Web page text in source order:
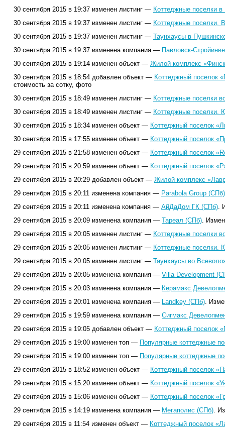
30 сентября 2015 в 19:37 изменен листинг — Коттеджные поселки
30 сентября 2015 в 19:37 изменен листинг — Коттеджные поселки.
30 сентября 2015 в 19:37 изменен листинг — Таунхаусы в
30 сентября 2015 в 19:37 изменена компания — Павловск-
30 сентября 2015 в 19:14 изменен объект — Жилой комплекс
30 сентября 2015 в 18:54 добавлен объект — Коттеджный поселок
стоимость за сотку, фото
30 сентября 2015 в 18:49 изменен листинг — Коттеджные поселки
30 сентября 2015 в 18:49 изменен листинг — Коттеджные поселки.
30 сентября 2015 в 18:34 изменен объект — Коттеджный поселок
30 сентября 2015 в 17:55 изменен объект — Коттеджный поселок
29 сентября 2015 в 21:58 изменен объект — Коттеджный поселок
29 сентября 2015 в 20:59 изменен объект — Коттеджный поселок
29 сентября 2015 в 20:29 добавлен объект — Жилой комплекс
29 сентября 2015 в 20:11 изменена компания — Parabola Group (СПб)
29 сентября 2015 в 20:11 изменена компания — АйДаДом ГК (СПб).
29 сентября 2015 в 20:09 изменена компания — Тареал (СПб).
29 сентября 2015 в 20:05 изменен листинг — Коттеджные поселки
29 сентября 2015 в 20:05 изменен листинг — Коттеджные поселки.
29 сентября 2015 в 20:05 изменен листинг — Таунхаусы во
29 сентября 2015 в 20:05 изменена компания — Villa Development
29 сентября 2015 в 20:03 изменена компания — Керамакс
29 сентября 2015 в 20:01 изменена компания — Landkey (СПб).
29 сентября 2015 в 19:59 изменена компания — Сигмакс
29 сентября 2015 в 19:05 добавлен объект — Коттеджный поселок
29 сентября 2015 в 19:00 изменен топ — Популярные коттеджные
29 сентября 2015 в 19:00 изменен топ — Популярные коттеджные
29 сентября 2015 в 18:52 изменен объект — Коттеджный поселок
29 сентября 2015 в 15:20 изменен объект — Коттеджный поселок
29 сентября 2015 в 15:06 изменен объект — Коттеджный поселок
29 сентября 2015 в 14:19 изменена компания — Мегаполис (СПб).
29 сентября 2015 в 11:54 изменен объект — Коттеджный поселок